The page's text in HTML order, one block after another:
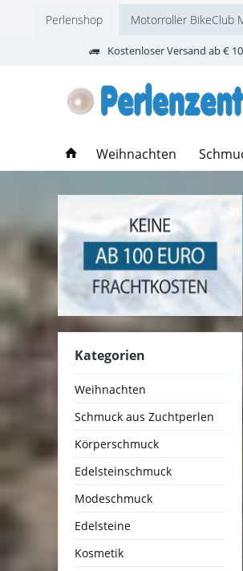
Perlenshop Motorroller BikeClub
Kostenloser Versand ab €
Weihnachten
Kategorien
Weihnachten
Schmuck aus Zuchtperlen
Körperschmuck
Edelsteinschmuck
Modeschmuck
Edelsteine
Kosmetik